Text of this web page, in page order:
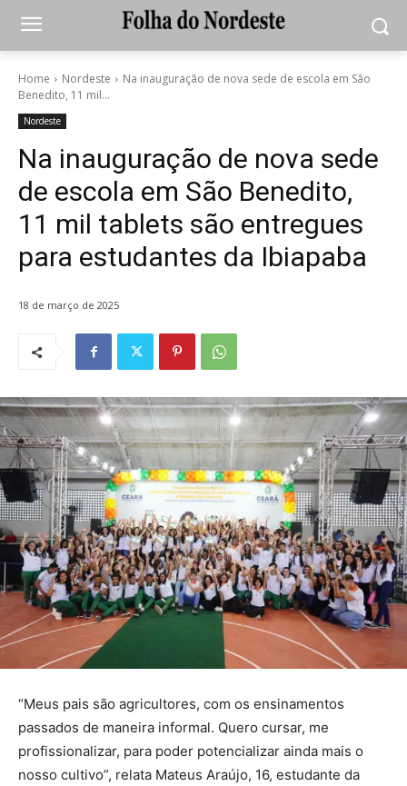
Home Nordeste
Na inauguração de nova sede de escola em São
Benedito, 11 mil...
Nordeste
Na inauguração de nova sede
de escola em São Benedito,
11 mil tablets são entregues
para estudantes da Ibiapaba
18 de março de 2025
“Meus pais são agricultores, com os ensinamentos
passados de maneira informal. Quero cursar, me
profissionalizar, para poder potencializar ainda mais o
nosso cultivo”, relata Mateus Araújo, 16, estudante da